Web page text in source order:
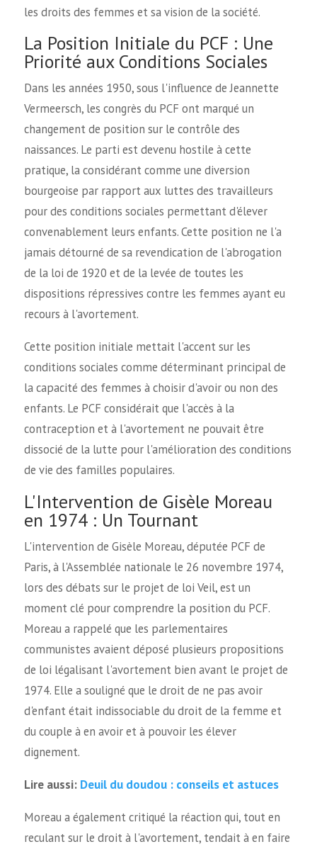
les droits des femmes et sa vision de la société.
La Position Initiale du PCF : Une
Priorité aux Conditions Sociales
Dans les années 1950, sous l'influence de Jeannette
Vermeersch, les congrès du PCF ont marqué un
changement de position sur le contrôle des
naissances. Le parti est devenu hostile à cette
pratique, la considérant comme une diversion
bourgeoise par rapport aux luttes des travailleurs
pour des conditions sociales permettant d'élever
convenablement leurs enfants. Cette position ne l'a
jamais détourné de sa revendication de l'abrogation
de la loi de 1920 et de la levée de toutes les
dispositions répressives contre les femmes ayant eu
recours à l'avortement.
Cette position initiale mettait l'accent sur les
conditions sociales comme déterminant principal de
la capacité des femmes à choisir d'avoir ou non des
enfants. Le PCF considérait que l'accès à la
contraception et à l'avortement ne pouvait être
dissocié de la lutte pour l'amélioration des conditions
de vie des familles populaires.
L'Intervention de Gisèle Moreau
en 1974 : Un Tournant
L'intervention de Gisèle Moreau, députée PCF de
Paris, à l'Assemblée nationale le 26 novembre 1974,
lors des débats sur le projet de loi Veil, est un
moment clé pour comprendre la position du PCF.
Moreau a rappelé que les parlementaires
communistes avaient déposé plusieurs propositions
de loi légalisant l'avortement bien avant le projet de
1974. Elle a souligné que le droit de ne pas avoir
d'enfant était indissociable du droit de la femme et
du couple à en avoir et à pouvoir les élever
dignement.
Lire aussi: Deuil du doudou : conseils et astuces
Moreau a également critiqué la réaction qui, tout en
reculant sur le droit à l'avortement, tendait à en faire